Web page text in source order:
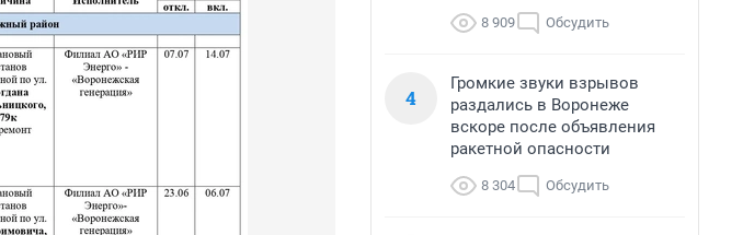
8 909 Обсудить
4
Громкие звуки взрывов
раздались в Воронеже
вскоре после объявления
ракетной опасности
8 304 Обсудить